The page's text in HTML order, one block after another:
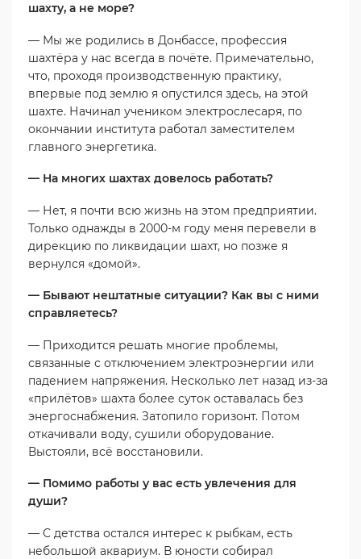
шахту, а не море?
— Мы же родились в Донбассе, профессия
шахтёра у нас всегда в почёте. Примечательно,
что, проходя производственную практику,
впервые под землю я опустился здесь, на этой
шахте. Начинал учеником электрослесаря, по
окончании института работал заместителем
главного энергетика.
— На многих шахтах довелось работать?
— Нет, я почти всю жизнь на этом предприятии.
Только однажды в 2000-м году меня перевели в
дирекцию по ликвидации шахт, но позже я
вернулся «домой».
— Бывают нештатные ситуации? Как вы с ними
справляетесь?
— Приходится решать многие проблемы,
связанные с отключением электроэнергии или
падением напряжения. Несколько лет назад из-за
«прилётов» шахта более суток оставалась без
энергоснабжения. Затопило горизонт. Потом
откачивали воду, сушили оборудование.
Выстояли, всё восстановили.
— Помимо работы у вас есть увлечения для
души?
— С детства остался интерес к рыбкам, есть
небольшой аквариум. В юности собирал